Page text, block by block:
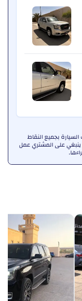
بجميع النقاط
ينبغي على المشتري عمل